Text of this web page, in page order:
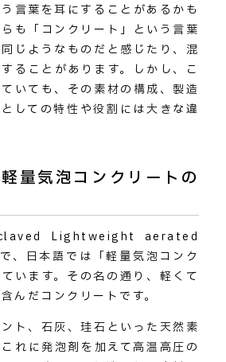
言葉を耳にすることがあるかも
も「コンクリート」という言葉
じようなものだと感じたり、混
ることがあります。しかし、こ
いても、その素材の構成、製造
しての特性や役割には大きな違
量気泡コンクリートの
Lightweight aerated
、日本語では「軽量気泡コンク
います。その名の通り、軽くて
んだコンクリートです。
ト、石灰、珪石といった天然素
れに発泡剤を加えて高温高圧の